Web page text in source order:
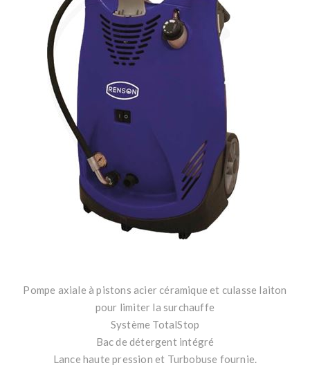
Pompe axiale à pistons acier céramique et culasse laiton
pour limiter la surchauffe
Système TotalStop
Bac de détergent intégré
Lance haute pression et Turbobuse fournie.